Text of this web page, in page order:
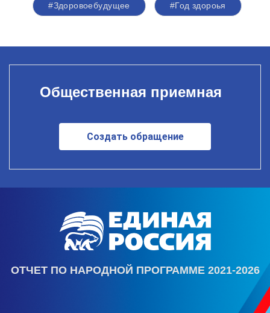
#Здоровоебудущее #Год здороья
Общественная приемная
Создать обращение
ОТЧЕТ ПО НАРОДНОЙ ПРОГРАММЕ 2021-2026